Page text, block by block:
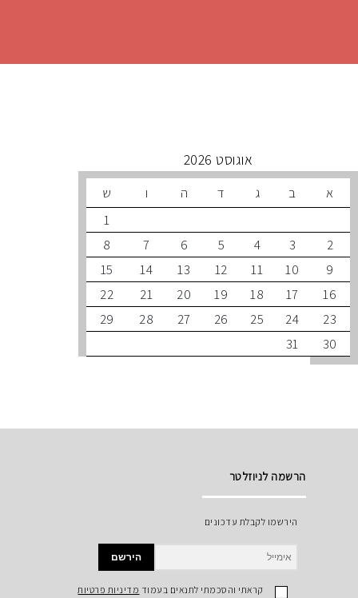
ב ד ה ו
ש
3
5
6
7
8
10
11
12
13
14
15
17
18
19
20
21
22
24
25
26
27
28
29
31
הרשמה לניוזלטר
הירשמו לקבלת עדכונים
קראתי והסכמתי לתנאים בעמודמדיניות פרטיות